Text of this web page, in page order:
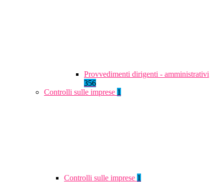
Provvedimenti dirigenti - amministrativi
356
Controlli sulle imprese 1
Controlli sulle imprese 1